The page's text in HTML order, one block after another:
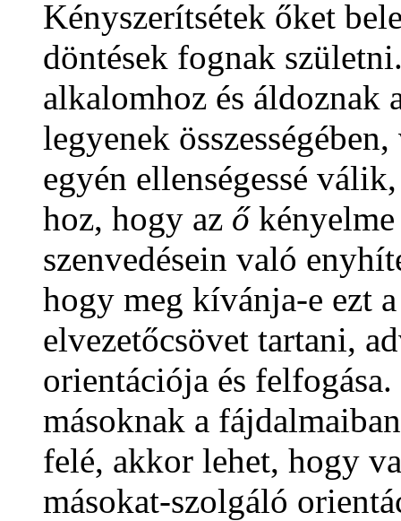
Kényszerítsétek őket
döntések fognak
alkalomhoz és
legyenek
egyén ellenségessé
hoz, hogy az őkényelme
szenvedésein való
hogy meg kívánja-e ezt
elvezetőcsövet tartani,
orientációja és
másoknak a
felé, akkor lehet, hogy
másokat-szolgáló